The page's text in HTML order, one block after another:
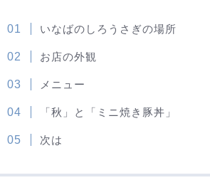
いなばのしろうさぎの場所
お店の外観
メニュー
「秋」と「ミニ焼き豚丼」
次は